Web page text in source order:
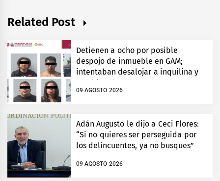
Related Post
Detienen a ocho por posible
despojo de inmueble en GAM;
intentaban desalojar a inquilina y
09 AGOSTO 2026
Adán Augusto le dijo a Ceci Flores:
“Si no quieres ser perseguida por
los delincuentes, ya no busques”
09 AGOSTO 2026